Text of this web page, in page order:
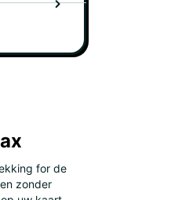
for de
zonder